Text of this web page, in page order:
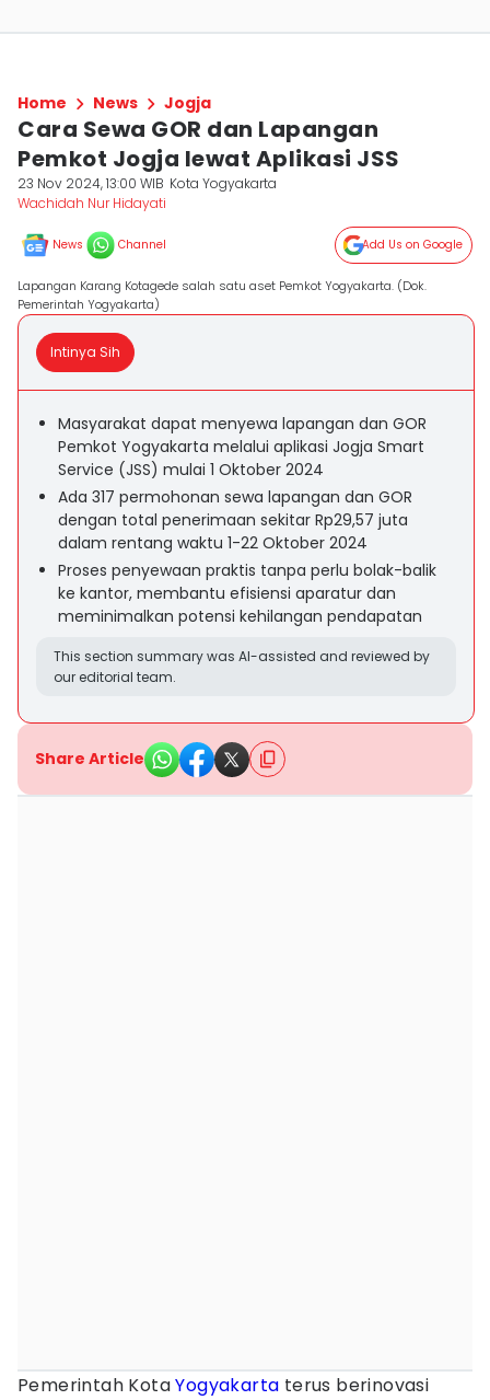
Home News Jogja
Cara Sewa GOR dan Lapangan
Pemkot Jogja lewat Aplikasi JSS
23 Nov 2024, 13:00 WIB Kota Yogyakarta
Wachidah Nur Hidayati
News Channel Add Us on Google
Lapangan Karang Kotagede salah satu aset Pemkot Yogyakarta. (Dok.
Pemerintah Yogyakarta)
Intinya Sih
Masyarakat dapat menyewa lapangan dan GOR
Pemkot Yogyakarta melalui aplikasi Jogja Smart
Service (JSS) mulai 1 Oktober 2024
Ada 317 permohonan sewa lapangan dan GOR
dengan total penerimaan sekitar Rp29,57 juta
dalam rentang waktu 1-22 Oktober 2024
Proses penyewaan praktis tanpa perlu bolak-balik
ke kantor, membantu efisiensi aparatur dan
meminimalkan potensi kehilangan pendapatan
This section summary was AI-assisted and reviewed by
our editorial team.
Share Article
Pemerintah KotaYogyakarta terus berinovasi